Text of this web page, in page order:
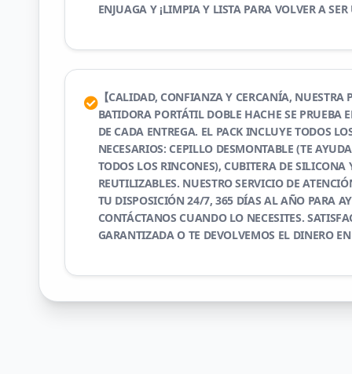
ENJUAGA Y ¡LIMPIA Y LISTA PARA VOLVER A
【CALIDAD, CONFIANZA Y CERCANÍA, NUESTRA
BATIDORA PORTÁTIL DOBLE HACHE SE PRUEBA
DE CADA ENTREGA. EL PACK INCLUYE TODOS
NECESARIOS: CEPILLO DESMONTABLE (TE
TODOS LOS RINCONES), CUBITERA DE SILICONA
REUTILIZABLES. NUESTRO SERVICIO DE
TU DISPOSICIÓN 24/7, 365 DÍAS AL AÑO PARA
CONTÁCTANOS CUANDO LO NECESITES.
GARANTIZADA O TE DEVOLVEMOS EL DINERO